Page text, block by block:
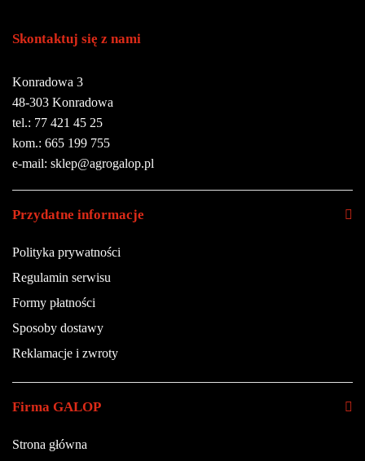
Skontaktuj się z nami
Konradowa 3
48-303 Konradowa
tel.: 77 421 45 25
kom.: 665 199 755
e-mail: sklep@agrogalop.pl
Przydatne informacje
Polityka prywatności
Regulamin serwisu
Formy płatności
Sposoby dostawy
Reklamacje i zwroty
Firma GALOP
Strona główna